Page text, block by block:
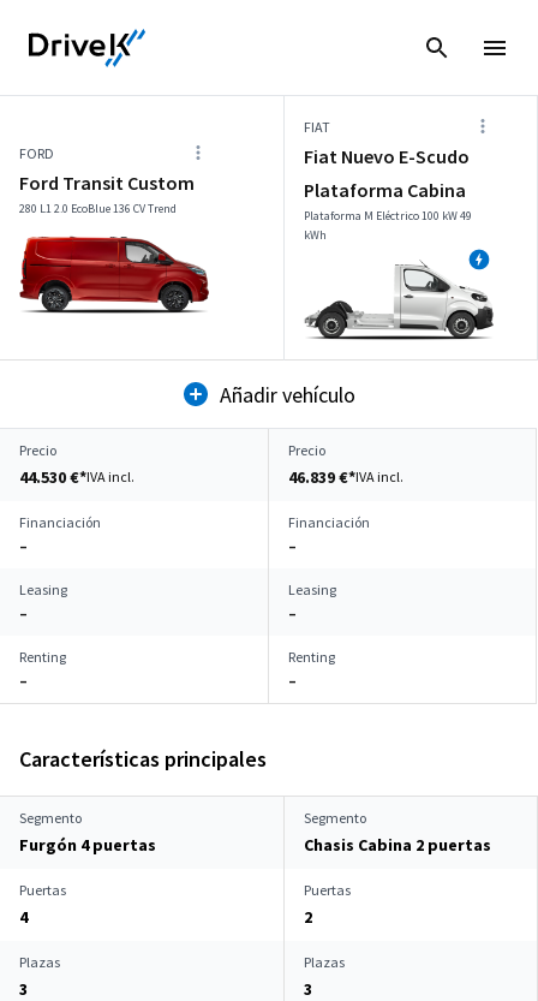
FORD
Ford Transit Custom
280 L1 2.0 EcoBlue 136 CV Trend
FIAT
Fiat Nuevo E-Scudo
Plataforma Cabina
Plataforma M Eléctrico 100 kW 49
kWh
Añadir vehículo
Precio
44.530 €*IVA incl.
Precio
46.839 €*IVA incl.
Financiación
–
Financiación
–
Leasing
–
Leasing
–
Renting
–
Renting
–
Características principales
Segmento
Furgón 4 puertas
Segmento
Chasis Cabina 2 puertas
Puertas
4
Puertas
2
Plazas
3
Plazas
3